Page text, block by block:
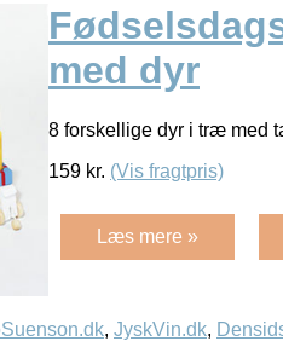
med dyr
8 forskellige dyr i træ med
159 kr. (Vis fragtpris)
Læs mere »
, JyskVin.dk,